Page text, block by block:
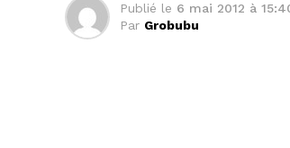
Publié le 6 mai 2012 à
Par Grobubu